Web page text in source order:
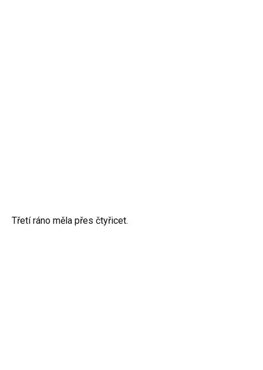
Třetí ráno měla přes čtyřicet.